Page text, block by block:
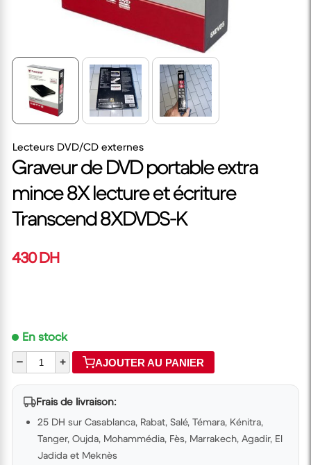
Lecteurs DVD/CD externes
Graveur de DVD portable extra
mince 8X lecture et écriture
Transcend 8XDVDS-K
430 DH
En stock
–
+ AJOUTER AU PANIER
Frais de livraison:
25 DH sur Casablanca, Rabat, Salé, Témara, Kénitra,
Tanger, Oujda, Mohammédia, Fès, Marrakech, Agadir, El
Jadida et Meknès